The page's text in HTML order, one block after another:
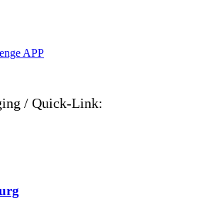
APP
/ Quick-Link: